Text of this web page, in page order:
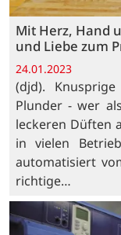
Mit Herz, Hand
und Liebe zum
24.01.2023
(djd).
Plunder - wer
leckeren Düften
in vielen
automatisiert
richtige…